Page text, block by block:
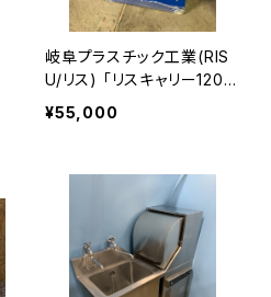
岐阜プラスチック工業(RIS
U/リス) 「リスキャリー120・
75」(特大) 固定型
¥55,000